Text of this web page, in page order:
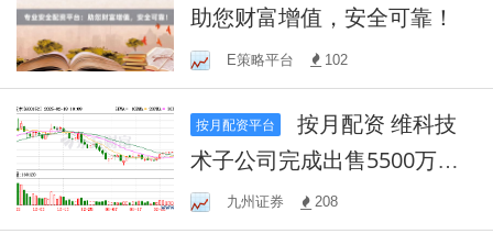
助您财富增值，安全可靠！
E策略平台 102
按月配资平台
按月配资 维科技
术子公司完成出售5500万元
房产九州证券 208